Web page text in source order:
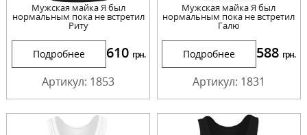
Мужская майка Я был
нормальным пока не встретил
Риту
Подробнее 610 грн.
Артикул: 1853
Мужская майка Я был
нормальным пока не встретил
Галю
Подробнее 588 грн.
Артикул: 1831